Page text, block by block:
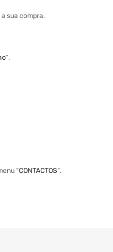
sua compra.
“.
“CONTACTOS“.